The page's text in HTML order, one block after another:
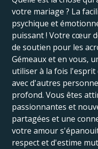
votre mariage ? La
psychique et
puissant ! Votre cœur
de soutien pour les
Gémeaux et en vous,
utiliser à la fois l'esprit
avec d'autres
profond. Vous êtes
passionnantes et
partagées et une
votre amour
respect et d'estime